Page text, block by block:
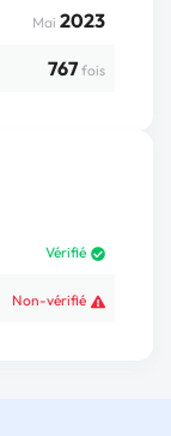
Mai 2023
767 fois
Vérifié
Non-vérifié